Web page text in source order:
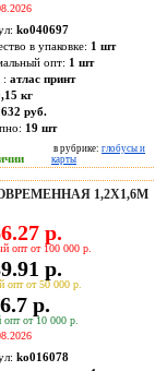
ko040697
в упаковке: 1 шт
опт: 1 шт
: атлас принт
кг
руб.
19 шт
в рубрике: глобусы и
карты
1,2Х1,6М
р.
опт от 100 000 р.
р.
опт от 50 000 р.
р.
опт от 10 000 р.
ko016078